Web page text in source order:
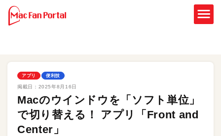
アプリ 便利技
掲載日： 2025年8月16日
Macのウインドウを「ソフト単位」
で切り替える！ アプリ「Front and
Center」